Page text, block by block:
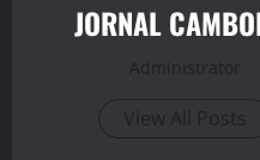
JORNAL
Administrator
View All Posts